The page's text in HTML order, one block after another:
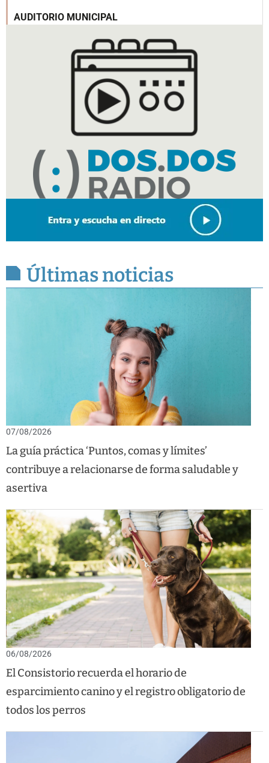
AUDITORIO MUNICIPAL
Últimas noticias
07/08/2026
La guía práctica ‘Puntos, comas y límites’
contribuye a relacionarse de forma saludable y
asertiva
06/08/2026
El Consistorio recuerda el horario de
esparcimiento canino y el registro obligatorio de
todos los perros